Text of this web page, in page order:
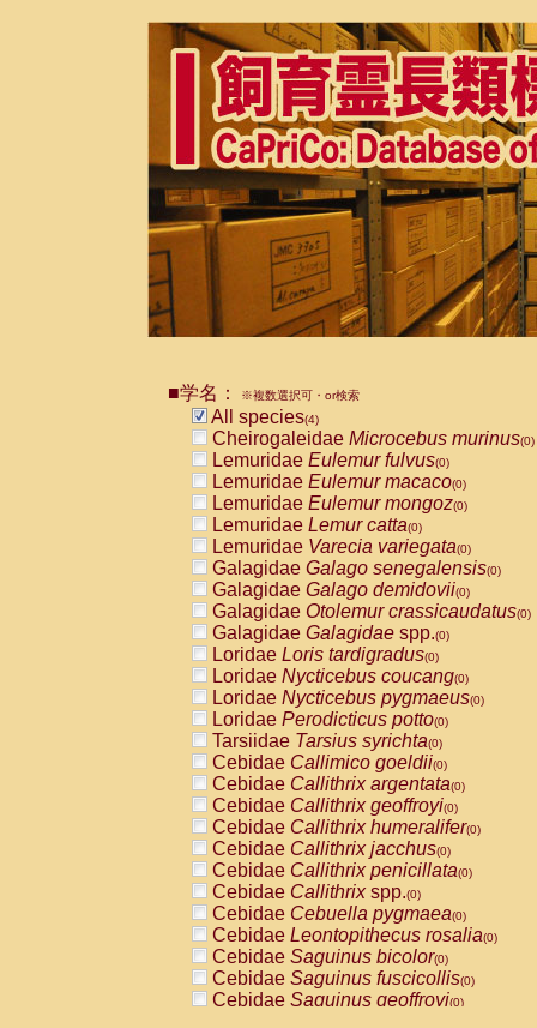
■学名： ※複数選択可・or検索
All species(4)
Cheirogaleidae Microcebus murinus(0)
Lemuridae Eulemur fulvus(0)
Lemuridae Eulemur macaco(0)
Lemuridae Eulemur mongoz(0)
Lemuridae Lemur catta(0)
Lemuridae Varecia variegata(0)
Galagidae Galago senegalensis(0)
Galagidae Galago demidovii(0)
Galagidae Otolemur crassicaudatus(0)
Galagidae Galagidae spp.(0)
Loridae Loris tardigradus(0)
Loridae Nycticebus coucang(0)
Loridae Nycticebus pygmaeus(0)
Loridae Perodicticus potto(0)
Tarsiidae Tarsius syrichta(0)
Cebidae Callimico goeldii(0)
Cebidae Callithrix argentata(0)
Cebidae Callithrix geoffroyi(0)
Cebidae Callithrix humeralifer(0)
Cebidae Callithrix jacchus(0)
Cebidae Callithrix penicillata(0)
Cebidae Callithrixspp.(0)
Cebidae Cebuella pygmaea(0)
Cebidae Leontopithecus rosalia(0)
Cebidae Saguinus bicolor(0)
Cebidae Saguinus fuscicollis(0)
Cebidae Saguinus geoffroyi(0)